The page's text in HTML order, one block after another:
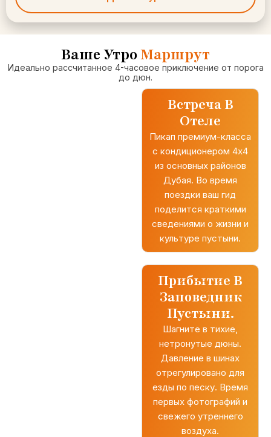
Ваше УтроМаршрут
Идеально рассчитанное 4-часовое приключение от порога
до дюн.
Встреча В
Отеле
Пикап премиум-класса
с кондиционером 4x4
из основных районов
Дубая. Во время
поездки ваш гид
поделится краткими
сведениями о жизни и
культуре пустыни.
Прибытие В
Заповедник
Пустыни.
Шагните в тихие,
нетронутые дюны.
Давление в шинах
отрегулировано для
езды по песку. Время
первых фотографий и
свежего утреннего
воздуха.